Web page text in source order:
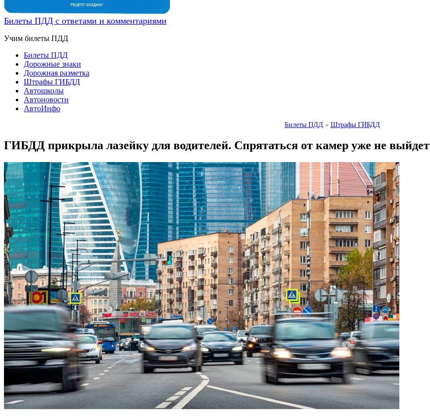
Билеты ПДД с ответами и комментариями
Учим билеты ПДД
Билеты ПДД
Дорожные знаки
Дорожная разметка
Штрафы ГИБДД
Автошколы
Автоновости
АвтоИнфо
Билеты ПДД » Штрафы ГИБДД
ГИБДД прикрыла лазейку для водителей. Спрятаться от камер уже не выйдет